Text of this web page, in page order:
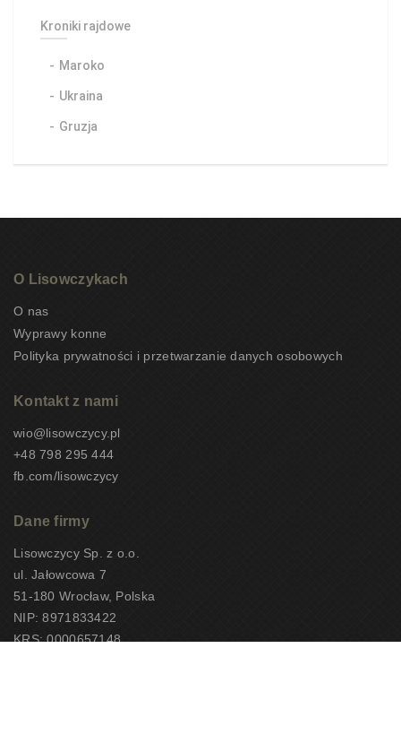
Kroniki rajdowe
Maroko
Ukraina
Gruzja
O Lisowczykach
O nas
Wyprawy konne
Polityka prywatności i przetwarzanie danych osobowych
Kontakt z nami
wio@lisowczycy.pl
+48 798 295 444
fb.com/lisowczycy
Dane firmy
Lisowczycy Sp. z o.o.
ul. Jałowcowa 7
51-180 Wrocław, Polska
NIP: 8971833422
KRS: 0000657148